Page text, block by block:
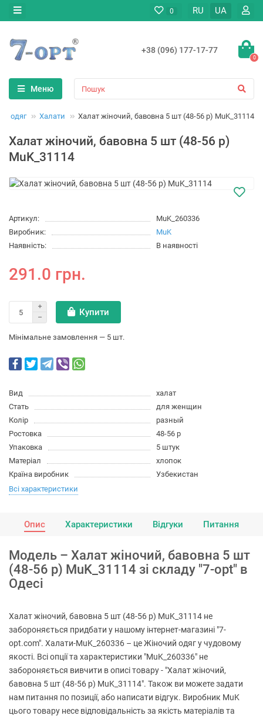
0 RU UA
+38 (096) 177-17-77
0
Меню
одяг Халати Халат жіночий, бавовна 5 шт (48-56 р) MuK_31114
Халат жіночий, бавовна 5 шт (48-56 р)
MuK_31114
Артикул:
MuK_260336
Виробник:
MuK
Наявність:
В наявності
291.0 грн.
Купити
Мінімальне замовлення — 5 шт.
Вид
халат
Стать
для женщин
Колір
разный
Ростовка
48-56 р
Упаковка
5 штук
Матеріал
хлопок
Країна виробник
Узбекистан
Всі характеристики
Опис Характеристики Відгуки Питання
Модель – Халат жіночий, бавовна 5 шт
(48-56 р) MuK_31114 зі складу "7-opt" в
Одесі
Халат жіночий, бавовна 5 шт (48-56 р) MuK_31114 не
забороняється придбати у нашому інтернет-магазині "7-
opt.com". Халати-MuK_260336 – це Жіночий одяг у чудовому
якості. Всі опції та характеристики "MuK_260336" не
забороняється вивчити в описі товару - "Халат жіночий,
бавовна 5 шт (48-56 р) MuK_31114". Також ви можете задати
нам питання по позиції, або написати відгук. Виробник MuK
цього товару несе відповідальність за якість матеріалів та